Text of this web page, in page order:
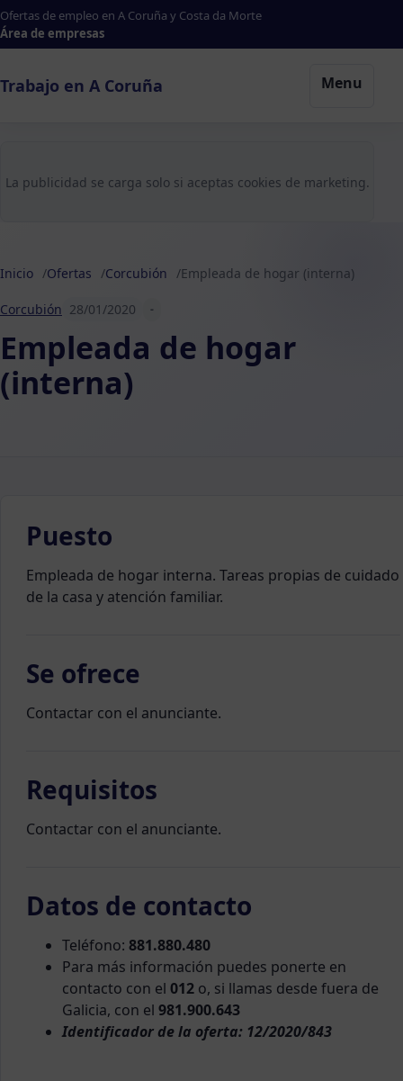
Ofertas de empleo en A Coruña y Costa da Morte
Área de empresas
Trabajo en A Coruña Menu
La publicidad se carga solo si aceptas cookies de marketing.
Inicio Ofertas Corcubión Empleada de hogar (interna)
Corcubión 28/01/2020 -
Empleada de hogar
(interna)
Puesto
Empleada de hogar interna. Tareas propias de cuidado
de la casa y atención familiar.
Se ofrece
Contactar con el anunciante.
Requisitos
Contactar con el anunciante.
Datos de contacto
Teléfono: 881.880.480
Para más información puedes ponerte en
contacto con el 012 o, si llamas desde fuera de
Galicia, con el 981.900.643
Identificador de la oferta: 12/2020/843